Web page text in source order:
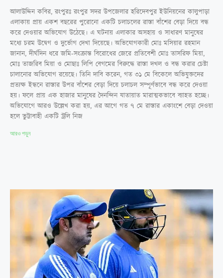
আলাউদ্দিন কবির, রংপুরঃ রংপুর সদর উপজেলার হরিদেবপুর ইউনিয়নের কালুপাড়া
এলাকায় প্রায় একশ বছরের পুরোনো একটি চলাচলের রাস্তা বাঁশের বেড়া দিয়ে বন্ধ
করে দেওয়ার অভিযোগ উঠেছে। এ ঘটনায় এলাকার অসহায় ও সাধারণ মানুষের
মধ্যে চরম উদ্বেগ ও দুর্ভোগ দেখা দিয়েছে। অভিযোগকারী মোঃ মসিয়ার রহমান
জানান, দীর্ঘদিন ধরে জমি-সংক্রান্ত বিরোধের জেরে প্রতিবেশী মোঃ তাসরিফ মিয়া,
মোঃ তাজরিব মিয়া ও মোছাঃ লিপি বেগমের বিরুদ্ধে রাস্তা দখল ও বন্ধ করার চেষ্টা
চালানোর অভিযোগ রয়েছে। তিনি দাবি করেন, গত ৩১ মে বিকেলে অভিযুক্তদের
প্রত্যক্ষ ইন্ধনে রাস্তার উপর বাঁশের বেড়া দিয়ে চলাচল সম্পূর্ণভাবে বন্ধ করে দেওয়া
হয়। ফলে প্রায় এক হাজার মানুষের দৈনন্দিন যাতায়াত মারাত্মকভাবে ব্যাহত হচ্ছে।
অভিযোগে আরও উল্লেখ করা হয়, এর আগে গত ৭ মে রাস্তার একাংশে বেড়া দেওয়া
হলে ভুট্টাবাহী একটি ট্রলি নিজ
আরও পড়ুন